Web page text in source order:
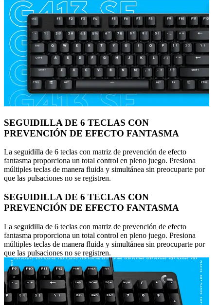
SEGUIDILLA DE 6 TECLAS CON
PREVENCIÓN DE EFECTO FANTASMA
La seguidilla de 6 teclas con matriz de prevención de efecto
fantasma proporciona un total control en pleno juego. Presiona
múltiples teclas de manera fluida y simultánea sin preocuparte por
que las pulsaciones no se registren.
SEGUIDILLA DE 6 TECLAS CON
PREVENCIÓN DE EFECTO FANTASMA
La seguidilla de 6 teclas con matriz de prevención de efecto
fantasma proporciona un total control en pleno juego. Presiona
múltiples teclas de manera fluida y simultánea sin preocuparte por
que las pulsaciones no se registren.